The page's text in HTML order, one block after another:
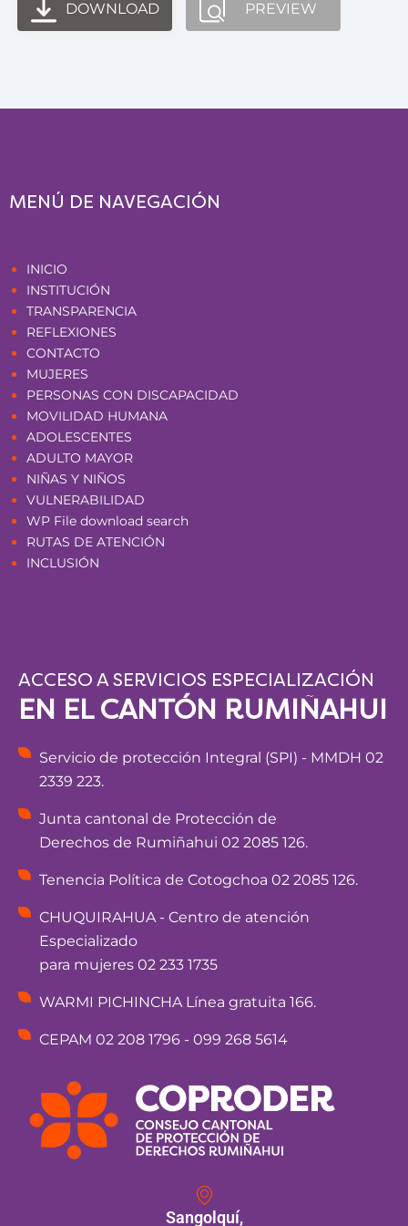
DOWNLOAD PREVIEW
MENÚ DE NAVEGACIÓN
INICIO
INSTITUCIÓN
TRANSPARENCIA
REFLEXIONES
CONTACTO
MUJERES
PERSONAS CON DISCAPACIDAD
MOVILIDAD HUMANA
ADOLESCENTES
ADULTO MAYOR
NIÑAS Y NIÑOS
VULNERABILIDAD
WP File download search
RUTAS DE ATENCIÓN
INCLUSIÓN
ACCESO A SERVICIOS ESPECIALIZACIÓN
EN EL CANTÓN RUMIÑAHUI
Servicio de protección Integral (SPI) - MMDH 02
2339 223.
Junta cantonal de Protección de
Derechos de Rumiñahui 02 2085 126.
Tenencia Política de Cotogchoa 02 2085 126.
CHUQUIRAHUA - Centro de atención
Especializado
para mujeres 02 233 1735
WARMI PICHINCHA Línea gratuita 166.
CEPAM 02 208 1796 - 099 268 5614
Sangolquí,